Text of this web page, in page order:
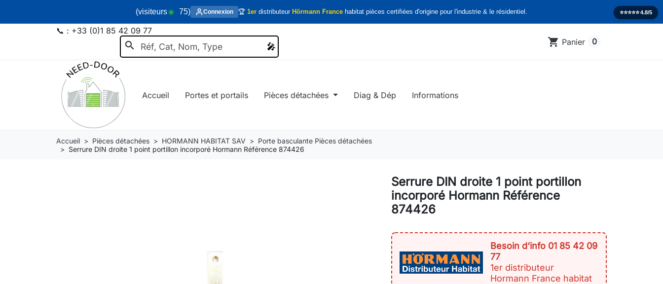
(visiteurs 75) Connexion 🏆 1er distributeur Hörmann France habitat pièces certifiées d'origine pour l'industrie & le résidentiel. ⭐️⭐️⭐️⭐️⭐️4.8/5
search 🎤
🎤
📞 : +33 (0)1 85 42 09 77
shopping_cart Panier 0
Accueil Portes et portails Pièces détachées Diag & Dép Informations
Accueil Pièces détachées HORMANN HABITAT SAV
Porte basculante Pièces détachées
Serrure DIN droite 1 point portillon incorporé Hormann Référence 874426
Serrure DIN droite 1 point portillon
incorporé Hormann Référence
874426
Besoin d‘info 01 85 42 09
77
1er distributeur
Hormann France habitat